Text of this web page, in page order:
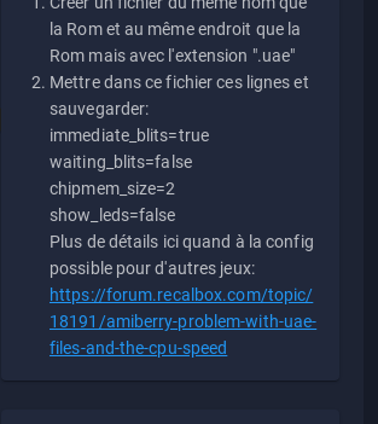
la Rom et au même endroit que la
Rom mais avec l'extension ".uae"
Mettre dans ce fichier ces lignes et
sauvegarder:
immediate_blits=true
waiting_blits=false
chipmem_size=2
show_leds=false
Plus de détails ici quand à la config
possible pour d'autres jeux:
https://forum.recalbox.com/topic/
18191/amiberry-problem-with-uae-
files-and-the-cpu-speed